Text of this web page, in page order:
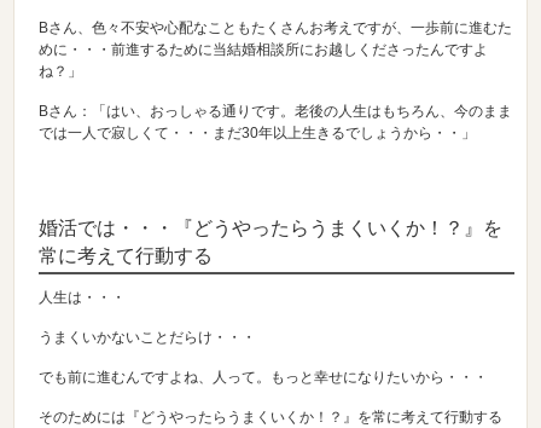
Bさん、色々不安や心配なこともたくさんお考えですが、一歩前に進むた
めに・・・前進するために当結婚相談所にお越しくださったんですよ
ね？」
Bさん：「はい、おっしゃる通りです。老後の人生はもちろん、今のまま
では一人で寂しくて・・・まだ30年以上生きるでしょうから・・」
婚活では・・・『どうやったらうまくいくか！？』を
常に考えて行動する
人生は・・・
うまくいかないことだらけ・・・
でも前に進むんですよね、人って。もっと幸せになりたいから・・・
そのためには『どうやったらうまくいくか！？』を常に考えて行動する